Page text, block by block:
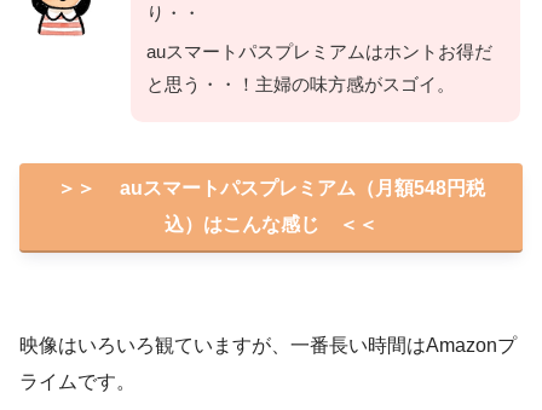
り・・
auスマートパスプレミアムはホントお得だ
と思う・・！主婦の味方感がスゴイ。
＞＞ auスマートパスプレミアム（月額548円税
込）はこんな感じ ＜＜
映像はいろいろ観ていますが、一番長い時間はAmazonプ
ライムです。